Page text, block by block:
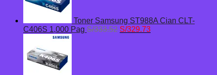
Toner Samsung ST988A Cian CLT-
C406S 1,000 Pag S/333.52 El
S/329.73El